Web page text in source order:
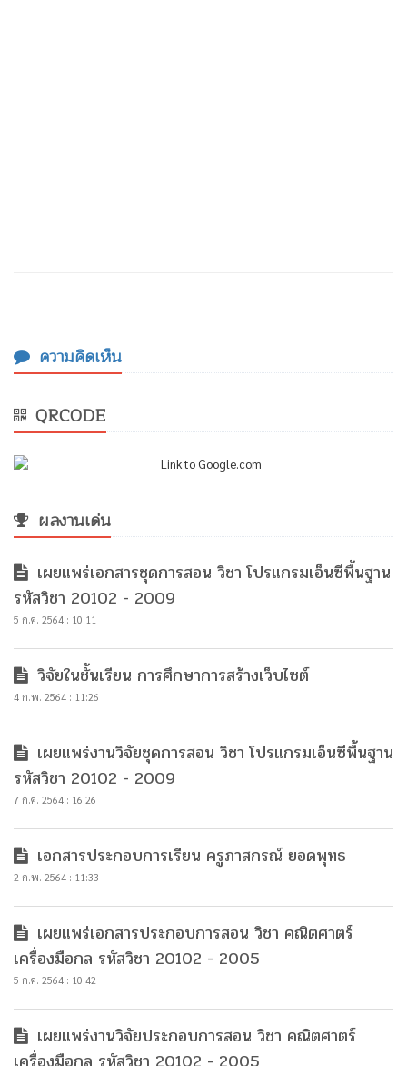
ความคิดเห็น
QRCODE
ผลงานเด่น
เผยแพร่เอกสารชุดการสอน วิชา โปรแกรมเอ็นซีพื้นฐาน
รหัสวิชา 20102 - 2009
5 ก.ค. 2564 : 10:11
วิจัยในชั้นเรียน การศึกษาการสร้างเว็บไซต์
4 ก.พ. 2564 : 11:26
เผยแพร่งานวิจัยชุดการสอน วิชา โปรแกรมเอ็นซีพื้นฐาน
รหัสวิชา 20102 - 2009
7 ก.ค. 2564 : 16:26
เอกสารประกอบการเรียน ครูภาสกรณ์ ยอดพุทธ
2 ก.พ. 2564 : 11:33
เผยแพร่เอกสารประกอบการสอน วิชา คณิตศาตร์
เครื่องมือกล รหัสวิชา 20102 - 2005
5 ก.ค. 2564 : 10:42
เผยแพร่งานวิจัยประกอบการสอน วิชา คณิตศาตร์